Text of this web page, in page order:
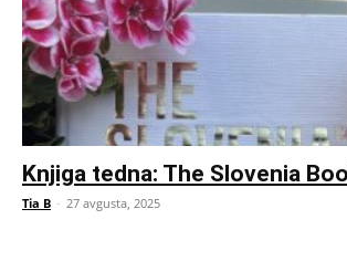
Knjiga tedna: The Slovenia
Tia B - 27 avgusta, 2025